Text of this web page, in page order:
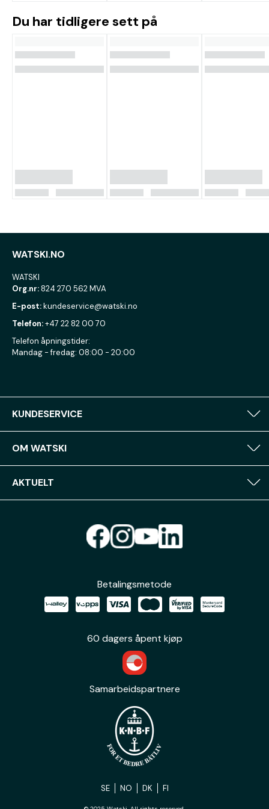
Du har tidligere sett på
WATSKI.NO
WATSKI
Org.nr:824 270 562 MVA
E-post:kundeservice@watski.no
Telefon:+47 22 82 00 70
Telefon åpningstider:
Mandag - fredag: 08:00 - 20:00
KUNDESERVICE
OM WATSKI
AKTUELT
Betalingsmetode
60 dagers åpent kjøp
Samarbeidspartnere
SE NO DK FI